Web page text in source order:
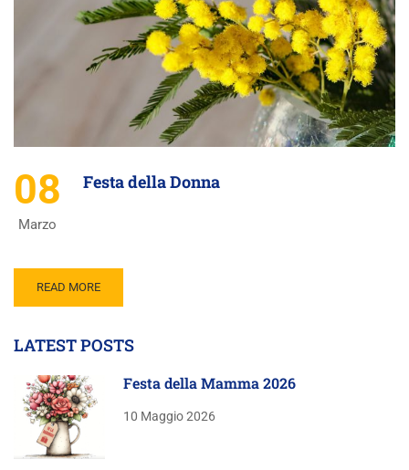
08
Marzo
Festa della Donna
READ MORE
LATEST POSTS
Festa della Mamma 2026
10 Maggio 2026